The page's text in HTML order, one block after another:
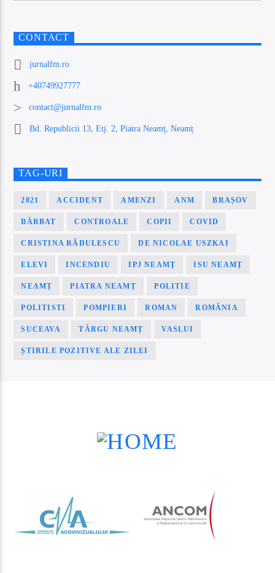
CONTACT
jurnalfm.ro
+40749927777
contact@jurnalfm.ro
Bd. Republicii 13, Etj. 2, Piatra Neamț, Neamț
TAG-URI
2021 ACCIDENT AMENZI ANM BRAȘOV
BĂRBAT CONTROALE COPII COVID
CRISTINA RĂDULESCU DE NICOLAE USZKAI
ELEVI INCENDIU IPJ NEAMȚ ISU NEAMȚ
NEAMȚ PIATRA NEAMȚ POLITIE
POLITISTI POMPIERI ROMAN ROMÂNIA
SUCEAVA TÂRGU NEAMȚ VASLUI
ȘTIRILE POZITIVE ALE ZILEI